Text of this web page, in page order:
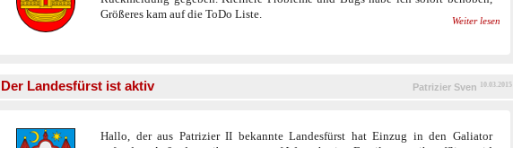
Größeres kam auf die ToDo Liste.
Weiter lesen
Der Landesfürst ist aktiv 10.03.2015
Patrizier Sven
Hallo, der aus Patrizier II bekannte Landesfürst hat Einzug in den Galiator